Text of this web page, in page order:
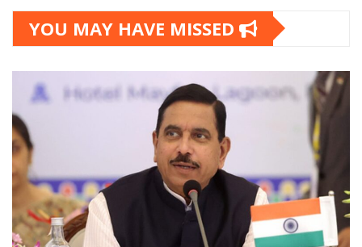
YOU MAY HAVE MISSED